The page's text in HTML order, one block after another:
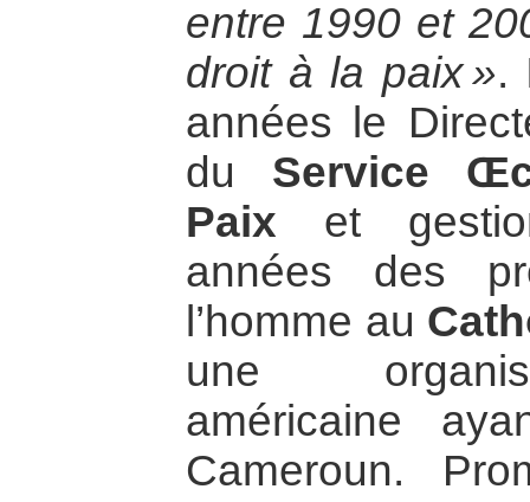
entre 1990 et
droit à la paix ».
années le
du Service
Paix et
années des
l’homme au
une
américaine
Cameroun.